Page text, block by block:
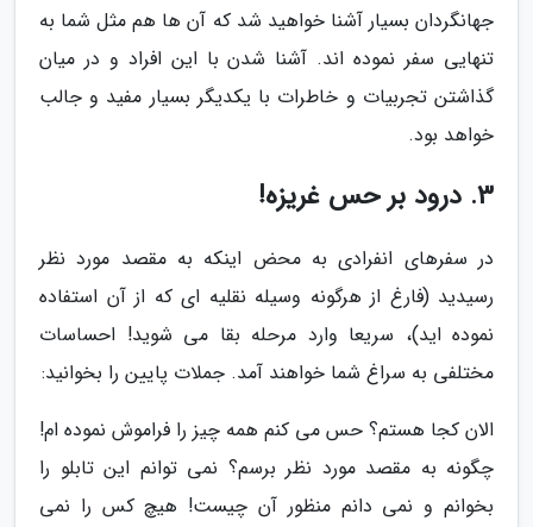
جهانگردان بسیار آشنا خواهید شد که آن ها هم مثل شما به
تنهایی سفر نموده اند. آشنا شدن با این افراد و در میان
گذاشتن تجربیات و خاطرات با یکدیگر بسیار مفید و جالب
خواهد بود.
3. درود بر حس غریزه!
در سفرهای انفرادی به محض اینکه به مقصد مورد نظر
رسیدید (فارغ از هرگونه وسیله نقلیه ای که از آن استفاده
نموده اید)، سریعا وارد مرحله بقا می شوید! احساسات
مختلفی به سراغ شما خواهند آمد. جملات پایین را بخوانید:
الان کجا هستم؟ حس می کنم همه چیز را فراموش نموده ام!
چگونه به مقصد مورد نظر برسم؟ نمی توانم این تابلو را
بخوانم و نمی دانم منظور آن چیست! هیچ کس را نمی